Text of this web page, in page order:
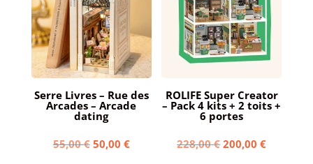
ancien
Serre Livres – Rue des
Arcades – Arcade
dating
55,00€ Le
50,00 €Le
ROLIFE Super Creator
– Pack 4 kits + 2 toits +
6 portes
228,00€ Le
200,00€Le